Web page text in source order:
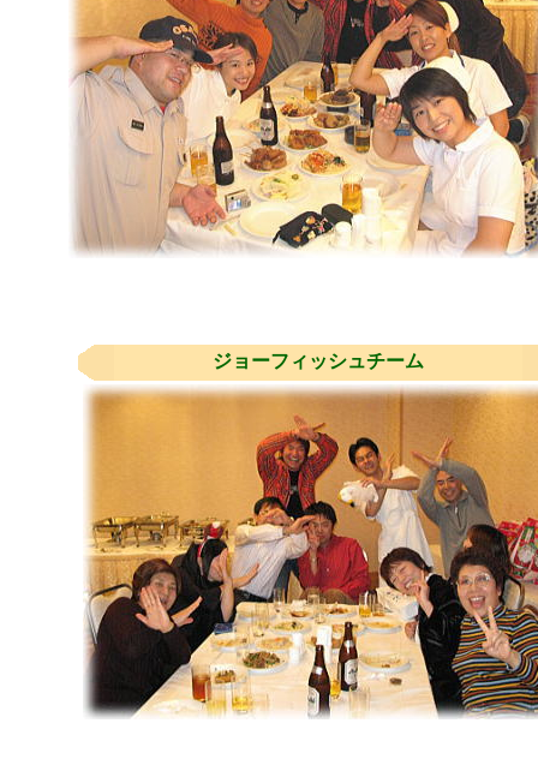
ジョーフィッシュチーム